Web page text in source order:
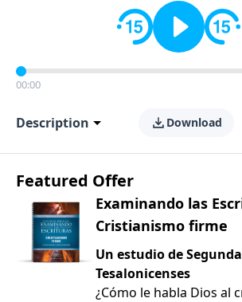
00:00
Description Download
Featured Offer
Examinando las
Cristianismo firme
Un estudio de
Tesalonicenses
¿Cómo le habla Dios al